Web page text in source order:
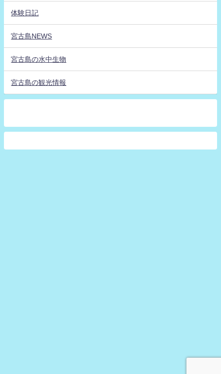
体験日記
宮古島NEWS
宮古島の水中生物
宮古島の観光情報